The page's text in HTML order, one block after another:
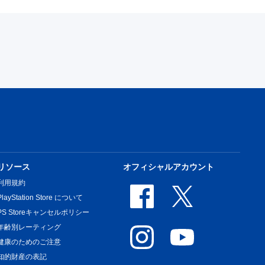
ソース
用規約
Store について
Storeキャンセルポリシー
齢別レーティング
康のためのご注意
的財産の表記
オフィシャルアカウント